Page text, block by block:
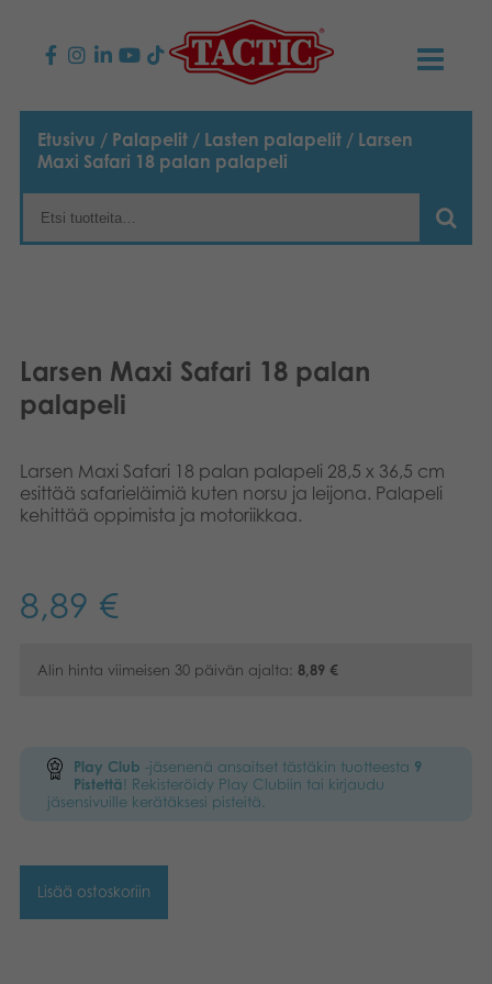
KAUPPA
Lasten pelit
Palapelit
Lelut
Kirjat
AJANKOHTAISTA
TACTIC
TarinaReklamaatiot
Sivustot
Medialle
OSTOSKORI
0
OMA TILI
Polski
Etusivu / Palapelit / Lasten palapelit / Larsen
Maxi Safari 18 palan palapeli
Larsen Maxi Safari 18 palan
palapeli
Larsen Maxi Safari 18 palan palapeli 28,5 x 36,5 cm
esittää safarieläimiä kuten norsu ja leijona. Palapeli
kehittää oppimista ja motoriikkaa.
8,89 €
Alin hinta viimeisen 30 päivän ajalta: 8,89 €
Play Club -jäsenenä ansaitset tästäkin tuotteesta 9
Pistettä! Rekisteröidy Play Clubiin tai kirjaudu
jäsensivuille kerätäksesi pisteitä.
Lisää ostoskoriin